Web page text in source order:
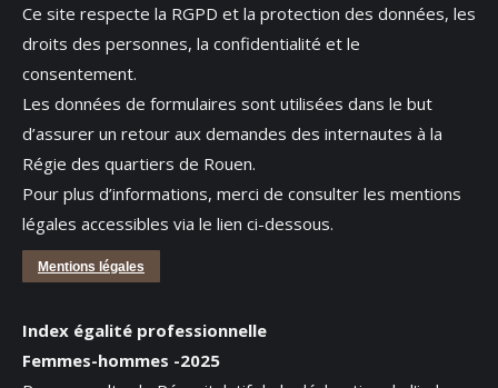
Ce site respecte la RGPD et la protection des données, les
droits des personnes, la confidentialité et le
consentement.
Les données de formulaires sont utilisées dans le but
d’assurer un retour aux demandes des internautes à la
Régie des quartiers de Rouen.
Pour plus d’informations, merci de consulter les mentions
légales accessibles via le lien ci-dessous.
Mentions légales
Index égalité professionnelle
Femmes-hommes -2025